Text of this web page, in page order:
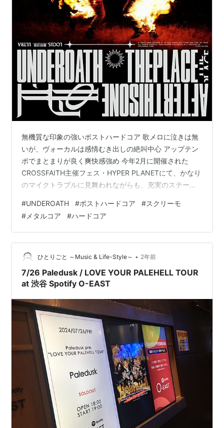
無機質な印象の強いポストハードコア 歌メロに泣きは無
いが、ヴォーカルは感情むき出しの絶叫中心 アップテン
ポでまとまりが良く爽快感強め 今年2月に開催された
CROSSFAITH主催フェス・HYPER PLANETにて、かなり
のマイクトラブルに見舞われながらも、充実のステージ
られてその後すぐに新作が出るとあっちゃ、チェックし
ないわけにはいかんでしょう。 show-
hitorigoto.hatenablog.com アルバムのカラーは全編通し
てまとまっていて、ヘヴィでグルーヴ感のあるリフが顔
を出す場面があるものの、メタリックな質感はあまりな
いサ…
#UNDEROATH #ポストハードコア #スクリーモ
# メタルコア #ハードコア
ひとりごと ～Music & Life-Style～ • 2年前
7/26 Paledusk / LOVE YOUR PALEHELL TOUR
at 渋谷 Spotify O-EAST